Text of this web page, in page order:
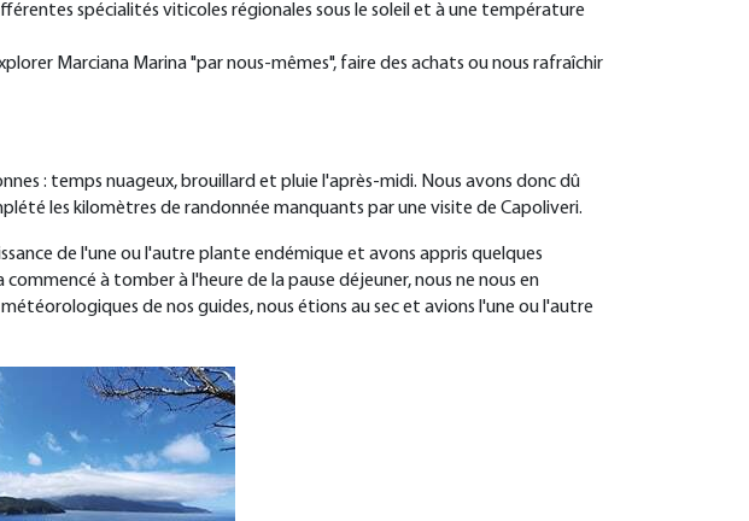
spécialités viticoles régionales sous le soleil et à une température
Marciana Marina "par nous-mêmes", faire des achats ou nous rafraîchir
: temps nuageux, brouillard et pluie l'après-midi. Nous avons donc dû
les kilomètres de randonnée manquants par une visite de Capoliveri.
de l'une ou l'autre plante endémique et avons appris quelques
à tomber à l'heure de la pause déjeuner, nous ne nous en
de nos guides, nous étions au sec et avions l'une ou l'autre